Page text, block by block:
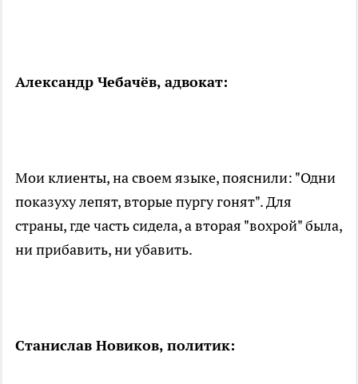
Александр Чебачёв, адвокат:
Мои клиенты, на своем языке, пояснили: "Одни
показуху лепят, вторые пургу гонят". Для
страны, где часть сидела, а вторая "вохрой" была,
ни прибавить, ни убавить.
Станислав Новиков, политик: